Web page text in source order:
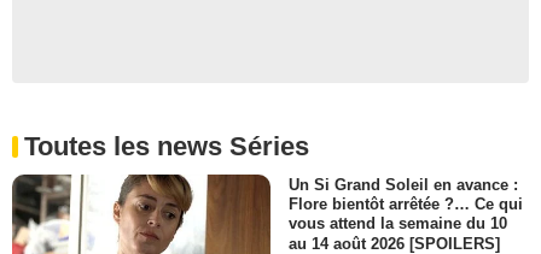
Toutes les news Séries
Un Si Grand Soleil en avance :
Flore bientôt arrêtée ?… Ce qui
vous attend la semaine du 10
au 14 août 2026 [SPOILERS]